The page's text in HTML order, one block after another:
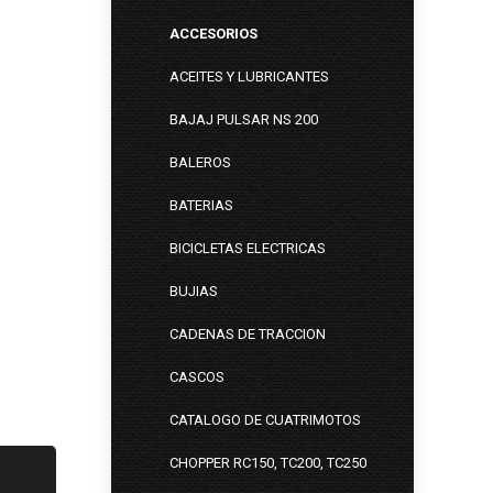
ACCESORIOS
ACEITES Y LUBRICANTES
BAJAJ PULSAR NS 200
BALEROS
BATERIAS
BICICLETAS ELECTRICAS
BUJIAS
CADENAS DE TRACCION
CASCOS
CATALOGO DE CUATRIMOTOS
CHOPPER RC150, TC200, TC250